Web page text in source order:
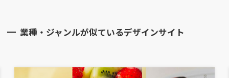
業種・ジャンルが似ているデザインサイト